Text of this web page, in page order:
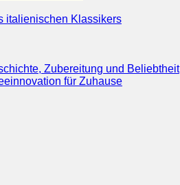
italienischen Klassikers
Zubereitung und Beliebtheit
für Zuhause